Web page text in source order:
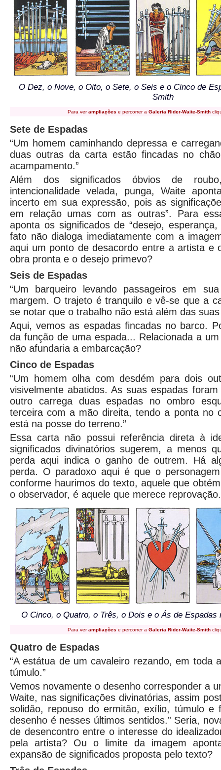
O Dez, o Nove, o Oito, o Sete, o Seis e o Cinco de
Smith
Para verampliações e percorrer a Galeria Rider-Waite-Smith
Sete de Espadas
“Um homem caminhando depressa e
duas outras da carta estão fincadas no
acampamento.”
Além dos significados óbvios de
intencionalidade velada, punga, Waite
incerto em sua expressão, pois as
em relação umas com as outras”. Para
aponta os significados de “desejo,
fato não dialoga imediatamente com a
aqui um ponto de desacordo entre a artista e
obra pronta e o desejo primevo?
Seis de Espadas
“Um barqueiro levando passageiros em
margem. O trajeto é tranquilo e vê-se que a
se notar que o trabalho não está além das suas
Aqui, vemos as espadas fincadas no barco.
da função de uma espada... Relacionada a
não afundaria a embarcação?
Cinco de Espadas
“Um homem olha com desdém para dois
visivelmente abatidos. As suas espadas
outro carrega duas espadas no ombro
terceira com a mão direita, tendo a ponta no
está na posse do terreno.”
Essa carta não possui referência direta à
significados divinatórios sugerem, a menos
perda aqui indica o ganho de outrem. Há
perda. O paradoxo aqui é que o
conforme haurimos do texto, aquele que
o observador, é aquele que merece reprovação.
O Cinco, o Quatro, o Três, o Dois e o Ás de Espadas
Para verampliações e percorrer a Galeria Rider-Waite-Smith
Quatro de Espadas
“A estátua de um cavaleiro rezando, em toda
túmulo.”
Vemos novamente o desenho corresponder a
Waite, nas significações divinatórias, assim
solidão, repouso do ermitão, exílio, túmulo e
desenho é nesses últimos sentidos.” Seria,
de desencontro entre o interesse do
pela artista? Ou o limite da imagem
expansão de significados proposta pelo texto?